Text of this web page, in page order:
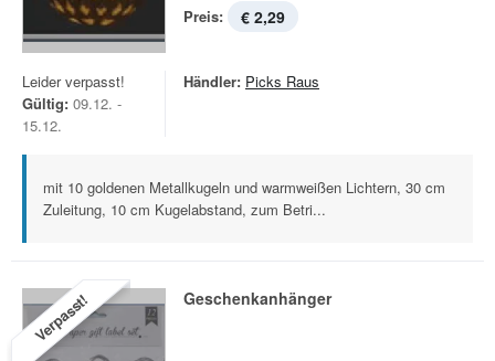
Preis: € 2,29
Leider verpasst!
Gültig: 09.12. -
15.12.
Händler: Picks Raus
mit 10 goldenen Metallkugeln und warmweißen Lichtern, 30 cm
Zuleitung, 10 cm Kugelabstand, zum Betri...
Verpasst! Geschenkanhänger